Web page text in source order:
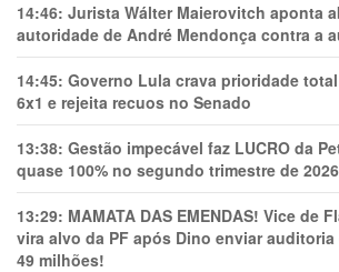
14:46: Jurista Wálter Maierovitch aponta
autoridade de André Mendonça contra a
14:45: Governo Lula crava prioridade
6x1 e rejeita recuos no Senado
13:38: Gestão impecável faz LUCRO da
quase 100% no segundo trimestre de 2026
13:29: MAMATA DAS EMENDAS! Vice de
vira alvo da PF após Dino enviar
49 milhões!